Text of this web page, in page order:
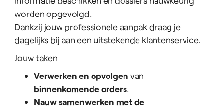
worden opgevolgd.
Dankzij jouw professionele aanpak draag je
dagelijks bij aan een uitstekende klantenservice.
Jouw taken
Verwerken en opvolgen van
binnenkomende orders.
Nauw samenwerken met de